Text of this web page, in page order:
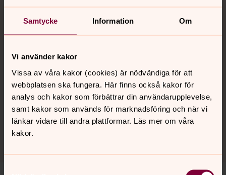
Samtycke Information Om
Vi använder kakor
Vissa av våra kakor (cookies) är nödvändiga för att
webbplatsen ska fungera. Här finns också kakor för
analys och kakor som förbättrar din användarupplevelse,
samt kakor som används för marknadsföring och när vi
länkar vidare till andra plattformar. Läs mer om våra
kakor.
Frågor och bokningar
Monika Bivall
Värdinna/vaktmästare
Direkt:0470-70 49 76
E-post:monika.bivall@svenskakyrkan.se